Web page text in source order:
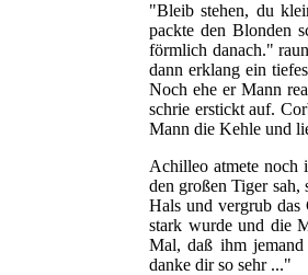
"Bleib stehen, du
packte den Blonden
förmlich danach."
dann erklang ein
Noch ehe er Mann
schrie erstickt auf.
Mann die Kehle und
Achilleo atmete noch
den großen Tiger
Hals und vergrub das
stark wurde und die
Mal, daß ihm
danke dir so sehr ..."